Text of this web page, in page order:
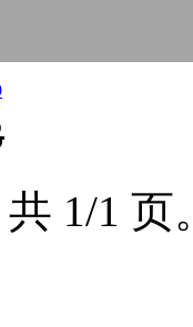
共 1/1